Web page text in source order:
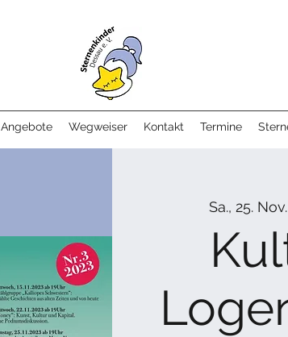
Angebote Wegweiser Kontakt Termine
Sa., 25. Nov.